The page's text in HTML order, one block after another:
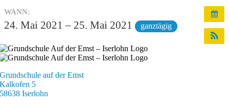
WANN:
24. Mai 2021 – 25. Mai 2021 ganztägig
Grundschule auf der Emst
Kalkofen 5
58638 Iserlohn